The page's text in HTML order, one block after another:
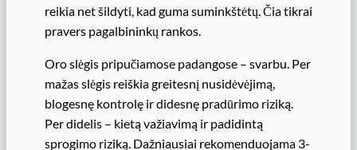
reikia net šildyti, kad guma suminkštėtų. Čia tikrai
pravers pagalbininkų rankos.
Oro slėgis pripučiamose padangose – svarbu. Per
mažas slėgis reiškia greitesnį nusidėvėjimą,
blogesnę kontrolę ir didesnę pradūrimo riziką.
Per didelis – kietą važiavimą ir padidintą
sprogimo riziką. Dažniausiai rekomenduojama 3-